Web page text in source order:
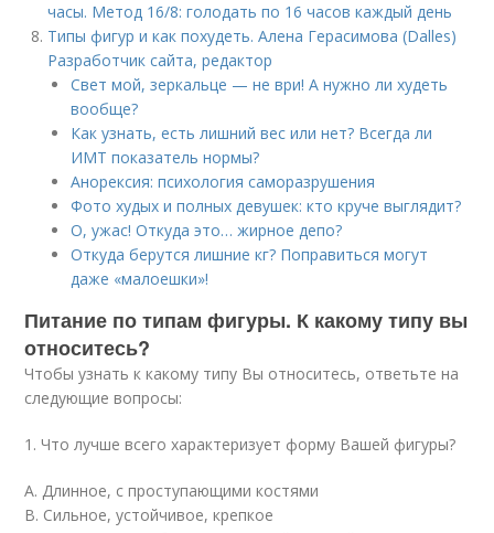
часы. Метод 16/8: голодать по 16 часов каждый день
Типы фигур и как похудеть. Алена Герасимова (Dalles)
Разработчик сайта, редактор
Свет мой, зеркальце — не ври! А нужно ли худеть
вообще?
Как узнать, есть лишний вес или нет? Всегда ли
ИМТ показатель нормы?
Анорексия: психология саморазрушения
Фото худых и полных девушек: кто круче выглядит?
О, ужас! Откуда это… жирное депо?
Откуда берутся лишние кг? Поправиться могут
даже «малоешки»!
Питание по типам фигуры. К какому типу вы
относитесь?
Чтобы узнать к какому типу Вы относитесь, ответьте на
следующие вопросы:
1. Что лучше всего характеризует форму Вашей фигуры?
А. Длинное, с проступающими костями
В. Сильное, устойчивое, крепкое